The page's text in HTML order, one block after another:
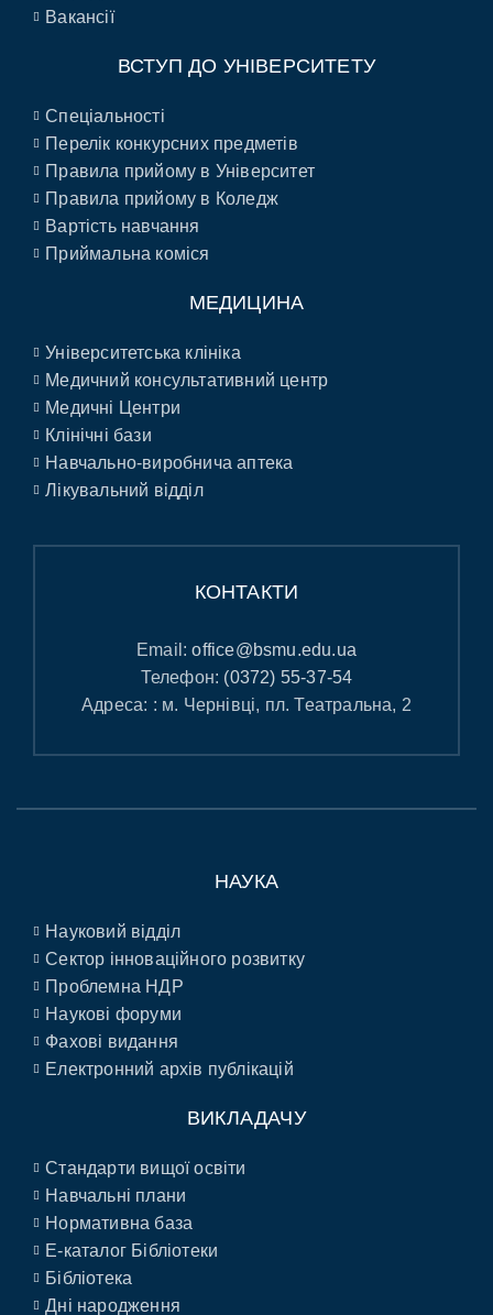
Вакансії
ВСТУП ДО УНІВЕРСИТЕТУ
Спеціальності
Перелік конкурсних предметів
Правила прийому в Університет
Правила прийому в Коледж
Вартість навчання
Приймальна коміся
МЕДИЦИНА
Університетська клініка
Медичний консультативний центр
Медичні Центри
Клінічні бази
Навчально-виробнича аптека
Лікувальний відділ
КОНТАКТИ
Email:office@bsmu.edu.ua
Телефон: (0372) 55-37-54
Адреса: : м. Чернівці, пл. Театральна, 2
НАУКА
Науковий відділ
Сектор інноваційного розвитку
Проблемна НДР
Наукові форуми
Фахові видання
Електронний архів публікацій
ВИКЛАДАЧУ
Стандарти вищої освіти
Навчальні плани
Нормативна база
E-каталог Бібліотеки
Бібліотека
Дні народження